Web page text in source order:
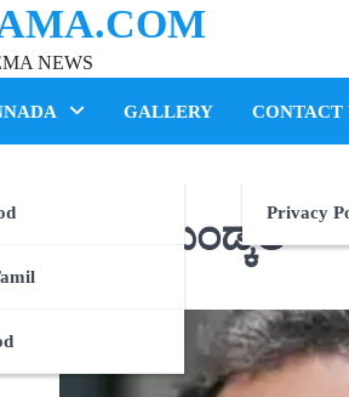
NEWS
GALLERY CONTACT
Privacy
ಗುಂಡ್ಕಲ್